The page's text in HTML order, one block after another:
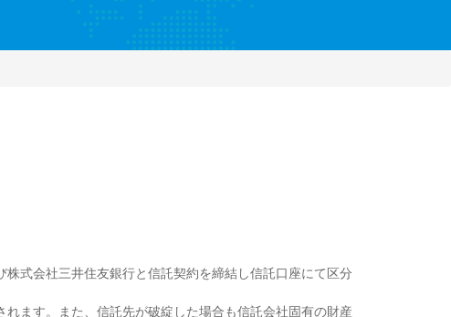
式会社三井住友銀行と信託契約を締結し信託口座にて区分
ます。また、信託先が破綻した場合も信託会社固有の財産